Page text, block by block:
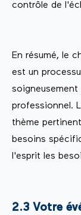
contrôle de
En résumé, le
est un
soigneusement
professionnel.
thème
besoins
l'esprit les
2.3 Votre